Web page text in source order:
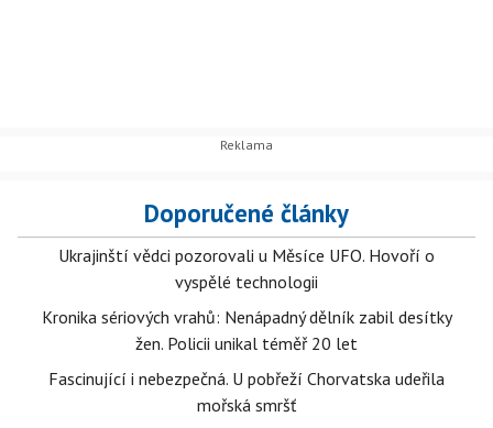
Doporučené články
Ukrajinští vědci pozorovali u Měsíce UFO. Hovoří o
vyspělé technologii
Kronika sériových vrahů: Nenápadný dělník zabil desítky
žen. Policii unikal téměř 20 let
Fascinující i nebezpečná. U pobřeží Chorvatska udeřila
mořská smršť